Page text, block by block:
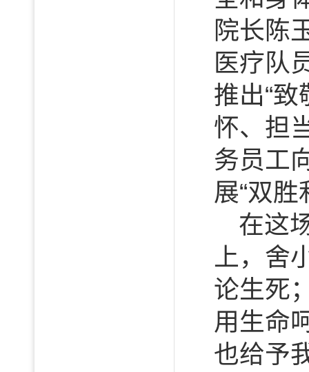
院长陈
医疗队
推出“
怀、担
务员工
展“双
在这
上，舍
论生死
用生命
也给予